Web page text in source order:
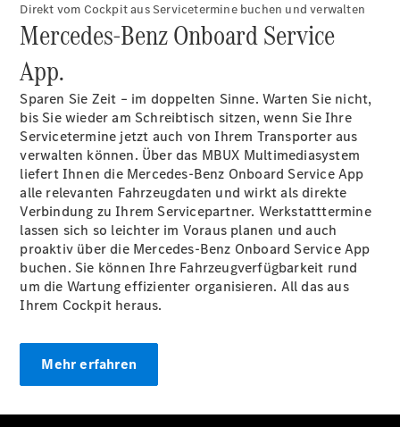
Übersicht
Unfallreparaturen
SmallRepair
Rücknahme
&
Entsorgung
Wartung
Reparatur
Service-
und
Mobile
Service
Direkt vom Cockpit aus Servicetermine buchen und verwalten
Mercedes-Benz Onboard Service
App.
Sparen Sie Zeit – im doppelten Sinne. Warten Sie nicht,
bis Sie wieder am Schreibtisch sitzen, wenn Sie Ihre
Servicetermine jetzt auch von Ihrem Transporter aus
verwalten können. Über das MBUX Multimediasystem
liefert Ihnen die Mercedes-Benz Onboard Service App
alle relevanten Fahrzeugdaten und wirkt als direkte
Verbindung zu Ihrem Servicepartner. Werkstatttermine
lassen sich so leichter im Voraus planen und auch
proaktiv über die Mercedes-Benz Onboard Service App
buchen. Sie können Ihre Fahrzeugverfügbarkeit rund
um die Wartung effizienter organisieren. All das aus
Ihrem Cockpit heraus.
Mehr erfahren